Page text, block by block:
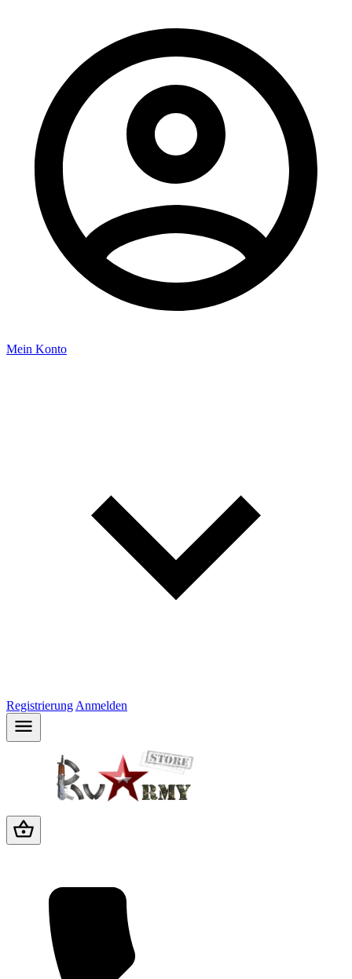
Mein Konto
Registrierung Anmelden